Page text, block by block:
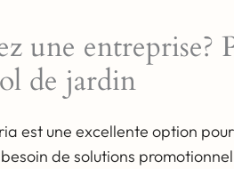
durable résistante aux
270 g/m² se caractérise par
à la décoloration, ce qui
une entreprise?
de jardin
est une excellente option
de solutions